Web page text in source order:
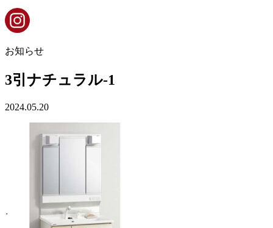
お知らせ
3引ナチュラル-1
2024.05.20